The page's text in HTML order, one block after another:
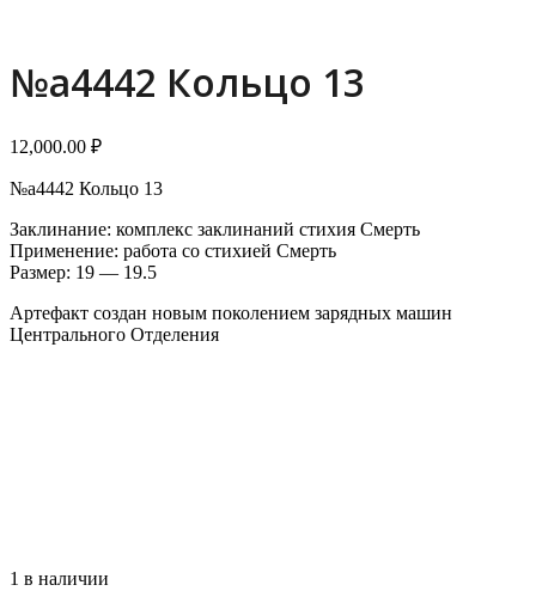
№a4442 Кольцо 13
12,000.00 ₽
№a4442 Кольцо 13
Заклинание: комплекс заклинаний стихия Смерть
Применение: работа со стихией Смерть
Размер: 19 — 19.5
Артефакт создан новым поколением зарядных машин
Центрального Отделения
1 в наличии